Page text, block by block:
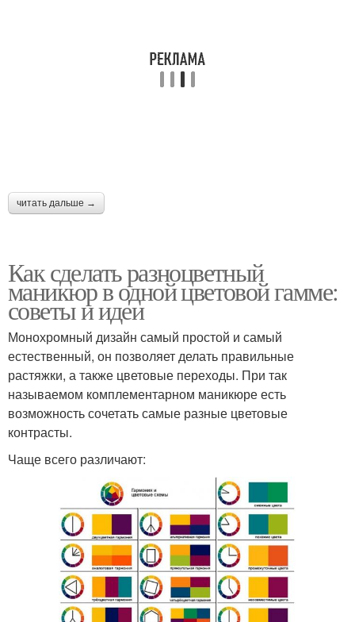
читать дальше →
Как сделать разноцветный
маникюр в одной цветовой гамме:
советы и идеи
Монохромный дизайн самый простой и самый
естественный, он позволяет делать правильные
растяжки, а также цветовые переходы. При так
называемом комплементарном маникюре есть
возможность сочетать самые разные цветовые
контрасты.
Чаще всего различают: